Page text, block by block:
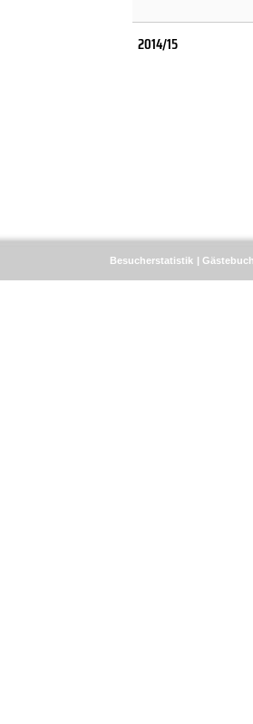
2014/15
Besucherstatistik